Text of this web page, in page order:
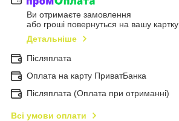
Ви отримаєте замовлення
або гроші повернуться на вашу картку
Детальніше
Післяплата
Оплата на карту ПриватБанка
Післяплата (Оплата при отриманні)
Всі умови оплати